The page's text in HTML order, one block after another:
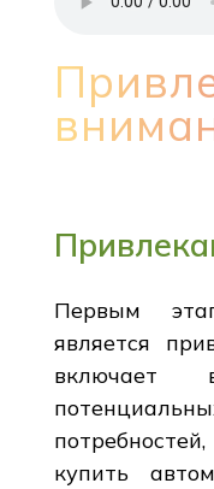
Первым
является
включает
купить